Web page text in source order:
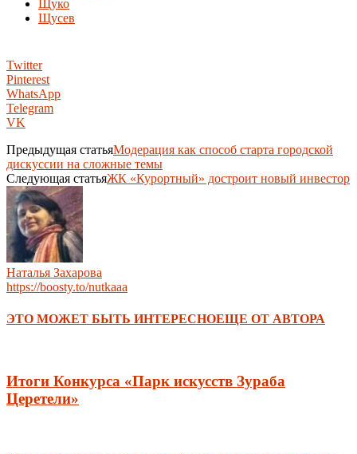
Щуко
Щусев
Twitter
Pinterest
WhatsApp
Telegram
VK
Предыдущая статьяМодерация как способ старта городской
дискуссии на сложные темы
Следующая статьяЖК «Курортный» достроит новый инвестор
Наталья Захарова
https://boosty.to/nutkaaa
ЭТО МОЖЕТ БЫТЬ ИНТЕРЕСНОЕЩЕ ОТ АВТОРА
Итоги Конкурса «Парк искусств Зураба
Церетели»